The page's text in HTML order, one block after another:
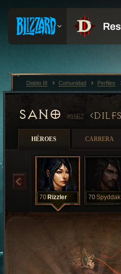
SANO #1562 DILFS
HÉROES CARRERA
70 Rizzler 70
Diablo III Comunidad Perfiles